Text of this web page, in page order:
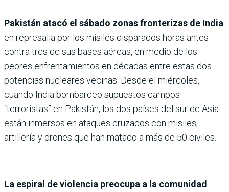
Pakistán atacó el sábado zonas fronterizas de India
en represalia por los misiles disparados horas antes
contra tres de sus bases aéreas, en medio de los
peores enfrentamientos en décadas entre estas dos
potencias nucleares vecinas. Desde el miércoles,
cuando India bombardeó supuestos campos
“terroristas” en Pakistán, los dos países del sur de Asia
están inmersos en ataques cruzados con misiles,
artillería y drones que han matado a más de 50 civiles.
La espiral de violencia preocupa a la comunidad